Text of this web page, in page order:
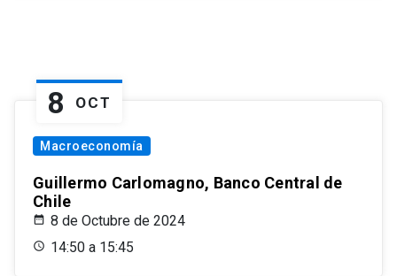
8 OCT
Macroeconomía
Guillermo Carlomagno, Banco Central de
Chile
8 de Octubre de 2024
14:50 a 15:45